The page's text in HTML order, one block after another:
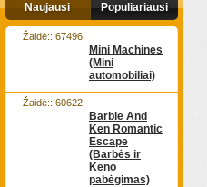
Naujausi Populiariausi
Mini Machines
(Mini
automobiliai)
Žaidė:: 67496
Barbie And
Ken Romantic
Escape
(Barbės ir
Keno
pabėgimas)
Žaidė:: 60622